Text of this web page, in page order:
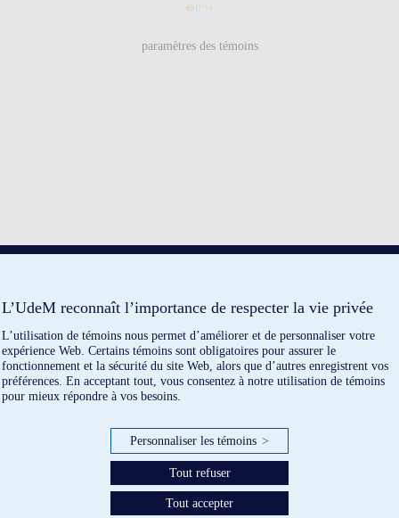
paramètres des témoins
L’UdeM reconnaît l’importance de respecter la vie privée
L’utilisation de témoins nous permet d’améliorer et de personnaliser votre
expérience Web. Certains témoins sont obligatoires pour assurer le
fonctionnement et la sécurité du site Web, alors que d’autres enregistrent vos
préférences. En acceptant tout, vous consentez à notre utilisation de témoins
pour mieux répondre à vos besoins.
Personnaliser les témoins >
Tout refuser
Tout accepter